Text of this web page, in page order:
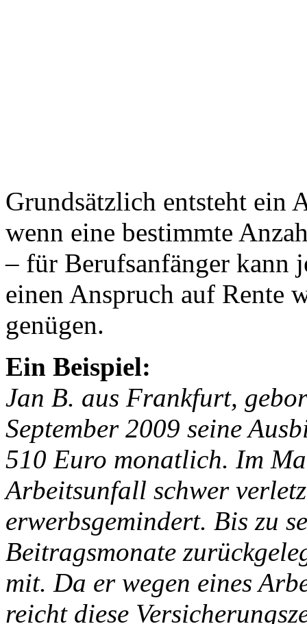
Grundsätzlich entsteht ein
wenn eine bestimmte
– für Berufsanfänger kann
einen Anspruch auf Rente
genügen.
Ein Beispiel:
Jan B. aus Frankfurt,
September 2009 seine
510 Euro monatlich. Im
Arbeitsunfall schwer
erwerbsgemindert. Bis zu
Beitragsmonate
mit. Da er wegen eines
reicht diese